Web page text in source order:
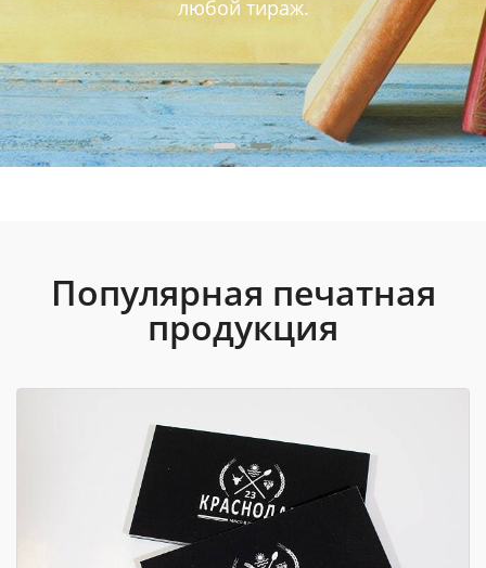
любой тираж.
Популярная печатная
продукция